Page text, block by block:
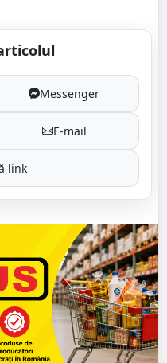
Messenger
E-mail
link